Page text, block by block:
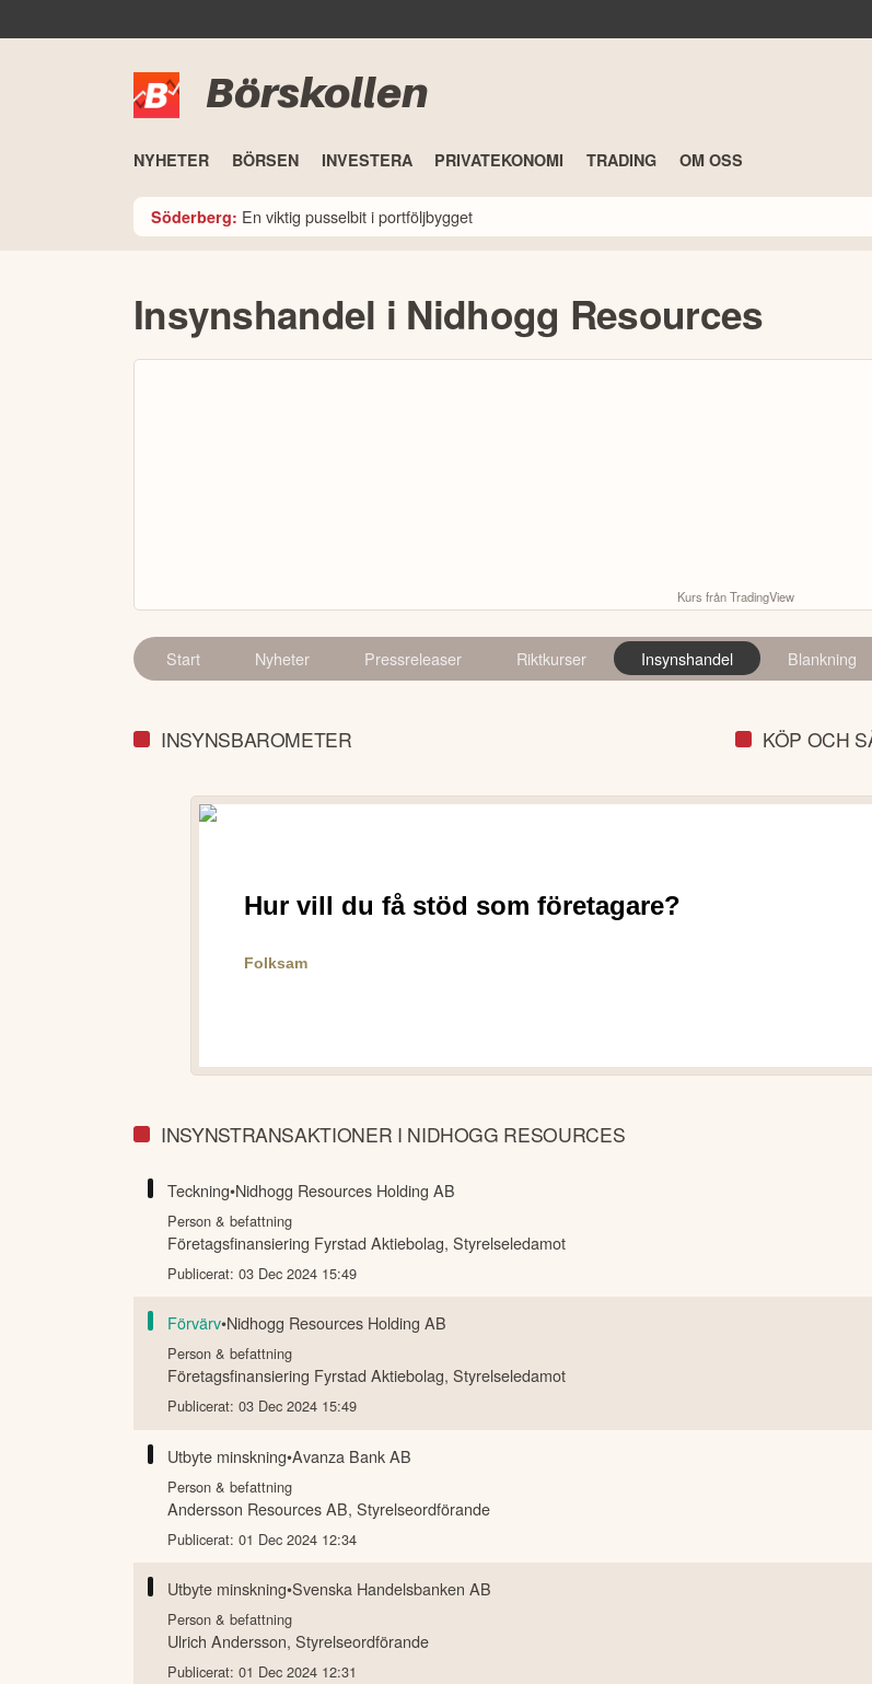
Börskollen
NYHETER BÖRSEN INVESTERA PRIVATEKONOMI TRADING OM OSS
Söderberg: En viktig pusselbit i portföljbygget
Insynshandel i Nidhogg Resources
Kurs från TradingView
Start Nyheter Pressreleaser Riktkurser Insynshandel Blankning
INSYNSBAROMETER KÖP OCH
INSYNSTRANSAKTIONER I NIDHOGG RESOURCES
Teckning•Nidhogg Resources Holding AB
Person & befattning
Företagsfinansiering Fyrstad Aktiebolag, Styrelseledamot
Publicerat: 03 Dec 2024 15:49
Förvärv•Nidhogg Resources Holding AB
Person & befattning
Företagsfinansiering Fyrstad Aktiebolag, Styrelseledamot
Publicerat: 03 Dec 2024 15:49
Utbyte minskning•Avanza Bank AB
Person & befattning
Andersson Resources AB, Styrelseordförande
Publicerat: 01 Dec 2024 12:34
Utbyte minskning•Svenska Handelsbanken AB
Person & befattning
Ulrich Andersson, Styrelseordförande
Publicerat: 01 Dec 2024 12:31